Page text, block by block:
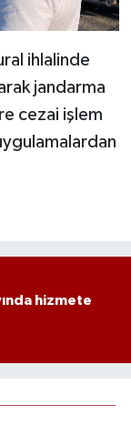
ihlalinde
jandarma
cezai işlem
hizmete